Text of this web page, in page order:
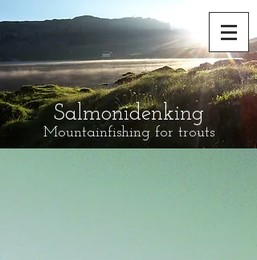
Salmonidenking
Mountainfishing for trouts